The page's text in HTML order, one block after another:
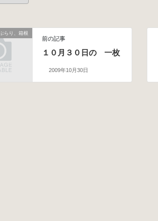
ぶらり、箱根
前の記事
１０月３０日の 一枚
2009年10月30日